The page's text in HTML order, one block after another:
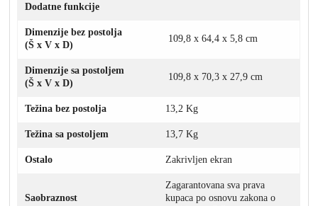
Dodatne funkcije
Dimenzije bez postolja
(Š x V x D)
109,8 x 64,4 x 5,8 cm
Dimenzije sa postoljem
(Š x V x D)
109,8 x 70,3 x 27,9 cm
Težina bez postolja 13,2 Kg
Težina sa postoljem 13,7 Kg
Ostalo Zakrivljen ekran
Saobraznost
Zagarantovana sva prava
kupaca po osnovu zakona o